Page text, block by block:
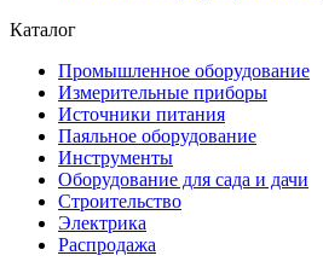
Каталог
Промышленное оборудование
Измерительные приборы
Источники питания
Паяльное оборудование
Инструменты
Оборудование для сада и дачи
Строительство
Электрика
Распродажа